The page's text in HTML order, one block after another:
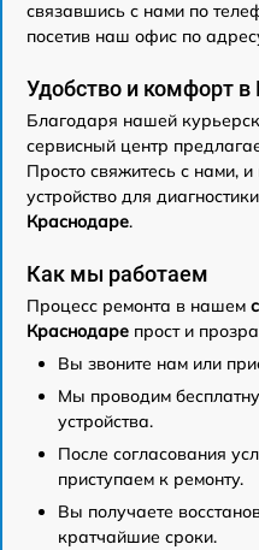
связавшись с нами по
посетив наш офис по
Удобство и комфорт в
Благодаря нашей
сервисный центр
Просто свяжитесь с нами,
устройство для
Краснодаре.
Как мы работаем
Процесс ремонта в нашем
Краснодаре прост и
Вы звоните нам или
Мы проводим
устройства.
После согласования
приступаем к ремонту.
Вы получаете
кратчайшие сроки.